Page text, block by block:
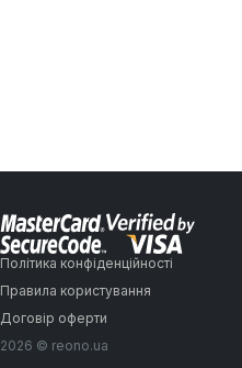
Політика конфіденційності
Правила користування
Договір оферти
2026 © reono.ua